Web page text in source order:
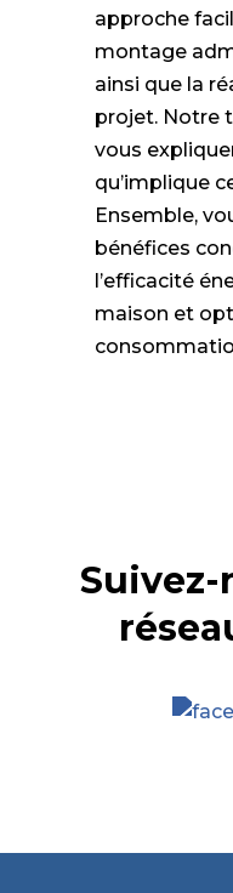
approche
montage
ainsi que la
projet. Notre
vous
qu’implique
Ensemble,
bénéfices
l’efficacité
maison et
Suivez-